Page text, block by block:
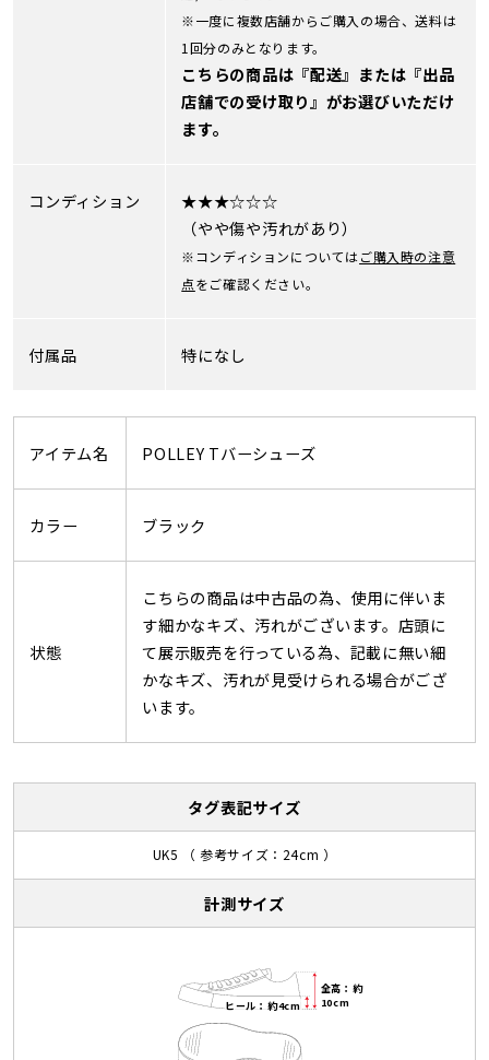
※一度に複数店舗からご購入の場合、送料は
1回分のみとなります。
こちらの商品は『配送』または『出品
店舗での受け取り』がお選びいただけ
ます。
コンディション
★★★☆☆☆
（やや傷や汚れがあり）
※コンディションについてはご購入時の注意
点をご確認ください。
付属品 特になし
アイテム名 POLLEY Tバーシューズ
カラー ブラック
状態
こちらの商品は中古品の為、使用に伴いま
す細かなキズ、汚れがございます。店頭に
て展示販売を行っている為、記載に無い細
かなキズ、汚れが見受けられる場合がござ
います。
タグ表記サイズ
UK5 （ 参考サイズ：24cm ）
計測サイズ
全高：約
10cm
ヒール：約4cm